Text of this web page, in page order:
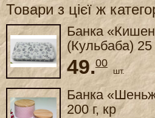
Товари з цієї ж
Банка
(Кульбаба) 25
49.00
шт.
Банка
200 г, кр